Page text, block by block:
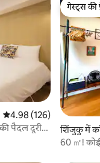
औसत रेटिंग 5 में से 4.98,
4.98 (126)
पैदल दूरी/
गेस्ट्स
गेस्ट्स की
शिंजुकु में
60 ㎡!